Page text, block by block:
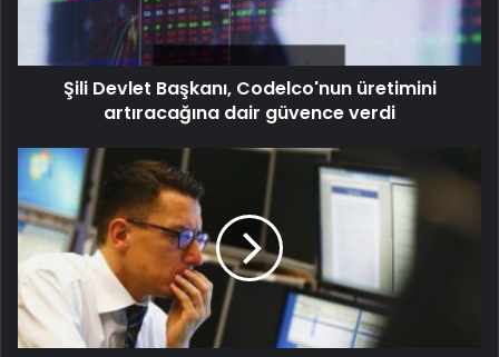
Şili Devlet Başkanı, Codelco'nun üretimini
artıracağına dair güvence verdi